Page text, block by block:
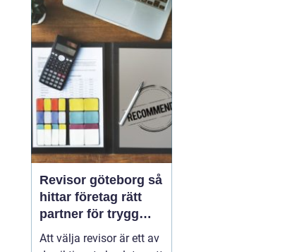
äldreboenden, LSS-
boenden, inom
socialpsykiatrin och i
ord...
Revisor göteborg så
hittar företag rätt
partner för trygg
tillväxt
Att välja revisor är ett av